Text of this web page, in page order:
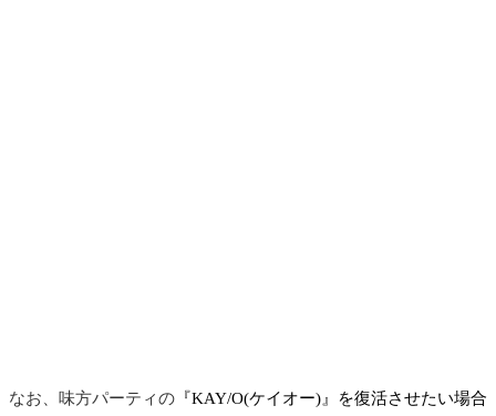
なお、味方パーティの 『KAY/O(ケイオー)』を復活させたい場合